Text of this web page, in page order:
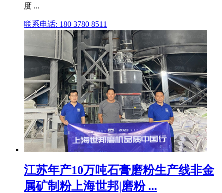
度 ...
联系电话: 180 3780 8511
江苏年产10万吨石膏磨粉生产线非金
属矿制粉上海世邦|磨粉 ...